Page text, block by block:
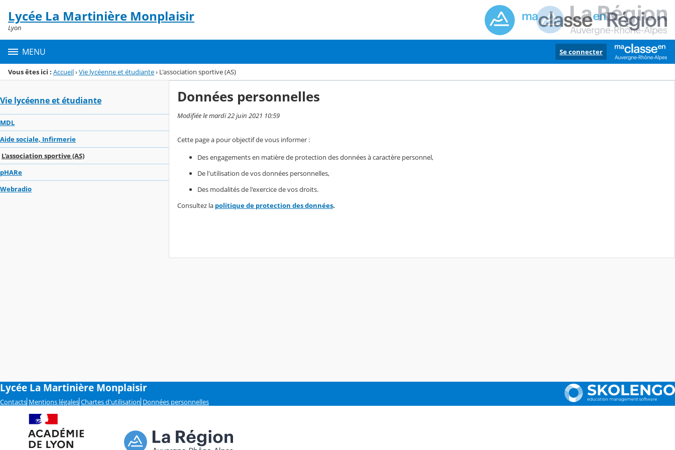
Menu de la rubrique
Contenu
Lycée La Martinière Monplaisir
Lyon
MENU Se connecter
Vous êtes ici : Accueil›Vie lycéenne et étudiante› L'association sportive (AS)
Vie lycéenne et étudiante
MDL
Aide sociale, Infirmerie
L'association sportive (AS)
pHARe
Webradio
Données personnelles
Modifiée le mardi 22 juin 2021 10:59
Cette page a pour objectif de vous informer :
Des engagements en matière de protection des données à caractère personnel,
De l'utilisation de vos données personnelles,
Des modalités de l'exercice de vos droits.
Consultez la politique de protection des données.
Lycée La Martinière Monplaisir
Contacts Mentions légales Chartes d'utilisation Données personnelles